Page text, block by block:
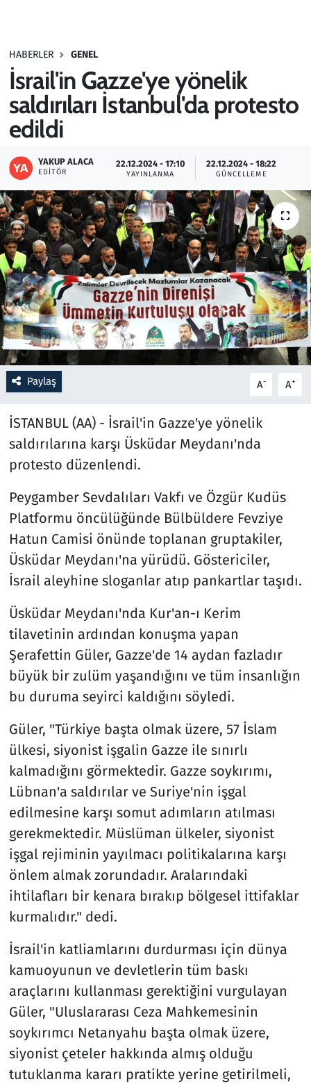
HABERLER GENEL
İsrail'in Gazze'ye yönelik
saldırıları İstanbul'da protesto
edildi
YAKUP ALACA
EDITÖR
22.12.2024 - 17:10
YAYINLANMA
22.12.2024 - 18:22
GÜNCELLEME
Paylaş A- A+
İSTANBUL (AA) - İsrail'in Gazze'ye yönelik
saldırılarına karşı Üsküdar Meydanı'nda
protesto düzenlendi.
Peygamber Sevdalıları Vakfı ve Özgür Kudüs
Platformu öncülüğünde Bülbüldere Fevziye
Hatun Camisi önünde toplanan gruptakiler,
Üsküdar Meydanı'na yürüdü. Göstericiler,
İsrail aleyhine sloganlar atıp pankartlar taşıdı.
Üsküdar Meydanı'nda Kur'an-ı Kerim
tilavetinin ardından konuşma yapan
Şerafettin Güler, Gazze'de 14 aydan fazladır
büyük bir zulüm yaşandığını ve tüm insanlığın
bu duruma seyirci kaldığını söyledi.
Güler, "Türkiye başta olmak üzere, 57 İslam
ülkesi, siyonist işgalin Gazze ile sınırlı
kalmadığını görmektedir. Gazze soykırımı,
Lübnan'a saldırılar ve Suriye'nin işgal
edilmesine karşı somut adımların atılması
gerekmektedir. Müslüman ülkeler, siyonist
işgal rejiminin yayılmacı politikalarına karşı
önlem almak zorundadır. Aralarındaki
ihtilafları bir kenara bırakıp bölgesel ittifaklar
kurmalıdır." dedi.
İsrail'in katliamlarını durdurması için dünya
kamuoyunun ve devletlerin tüm baskı
araçlarını kullanması gerektiğini vurgulayan
Güler, "Uluslararası Ceza Mahkemesinin
soykırımcı Netanyahu başta olmak üzere,
siyonist çeteler hakkında almış olduğu
tutuklanma kararı pratikte yerine getirilmeli,
Haber
Kültür Sanat
Kurumsal Haberler
Lezzet Durağı
Memur ve Kamu
Otomobil
Oyun
Ramazan
Resmi İlanlar
Rüya Tabirleri
Savunma Sanayi
Spor
Teknoloji ve Bilim
Televizyon